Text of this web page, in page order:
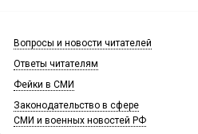
Вопросы и новости читателей
Ответы читателям
Фейки в СМИ
Законодательство в сфере
СМИ и военных новостей РФ